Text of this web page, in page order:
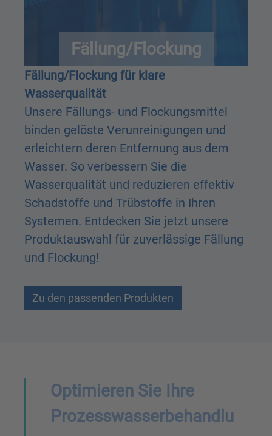
Fällung/Flockung
Fällung/Flockung für klare
Wasserqualität
Unsere Fällungs- und Flockungsmittel
binden gelöste Verunreinigungen und
erleichtern deren Entfernung aus dem
Wasser. So verbessern Sie die
Wasserqualität und reduzieren effektiv
Schadstoffe und Trübstoffe in Ihren
Systemen. Entdecken Sie jetzt unsere
Produktauswahl für zuverlässige Fällung
und Flockung!
Zu den passenden Produkten
Optimieren Sie Ihre
Prozesswasserbehandlu